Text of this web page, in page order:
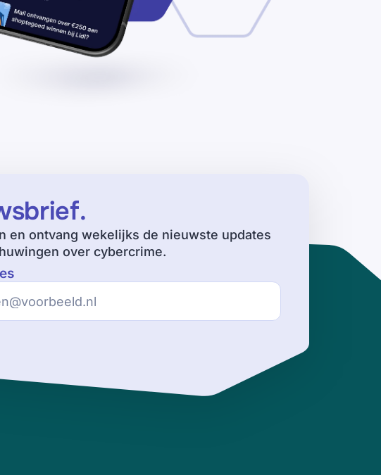
.
en ontvang wekelijks de nieuwste updates
over cybercrime.